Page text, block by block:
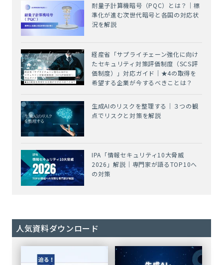
耐量子計算機暗号（PQC）とは？｜標
準化が進む次世代暗号と各国の対応状
況を解説
経産省「サプライチェーン強化に向け
たセキュリティ対策評価制度（SCS評
価制度）」対応ガイド｜★4の取得を
希望する企業が今するべきことは？
生成AIのリスクを整理する｜３つの観
点でリスクと対策を解説
IPA「情報セキュリティ10大脅威
2026」解説｜専門家が語るTOP10へ
の対策
人気資料ダウンロード